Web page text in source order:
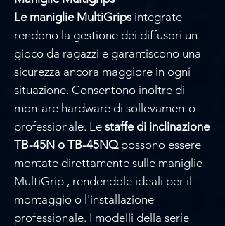
Le maniglie MultiGripsintegrate
rendono la gestione dei diffusori un
gioco da ragazzi e garantiscono una
sicurezza ancora maggiore in ogni
situazione. Consentono inoltre di
montare hardware di sollevamento
professionale. Le staffe di inclinazione
TB-45N o TB-45NQpossono essere
montate direttamente sulle maniglie
MultiGrip , rendendole ideali per il
montaggio o l'installazione
professionale. I modelli della serie